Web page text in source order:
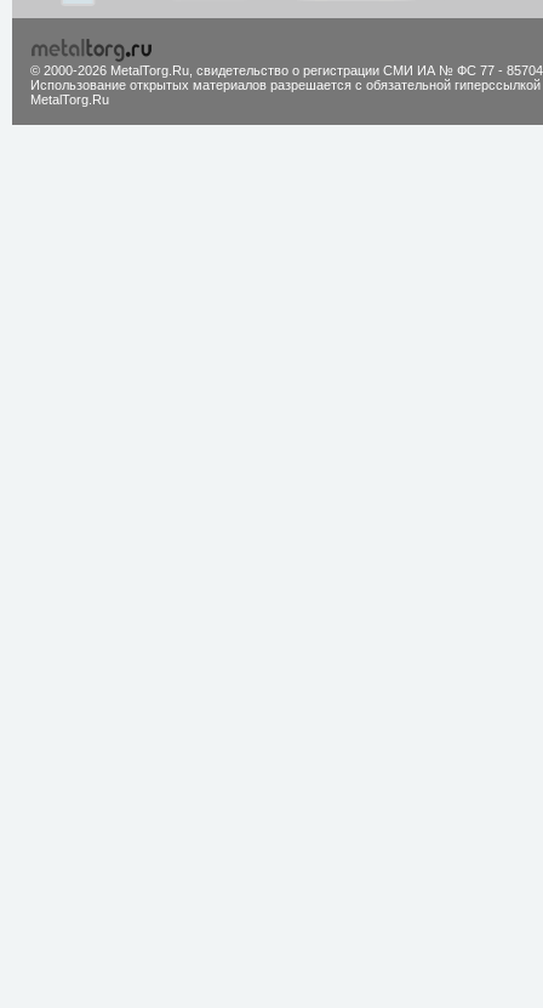
© 2000-2026 MetalTorg.Ru, cвидетельство о регистрации СМИ ИА № ФС 77 - 85704
Использование открытых материалов разрешается с обязательной гиперссылкой
MetalTorg.Ru